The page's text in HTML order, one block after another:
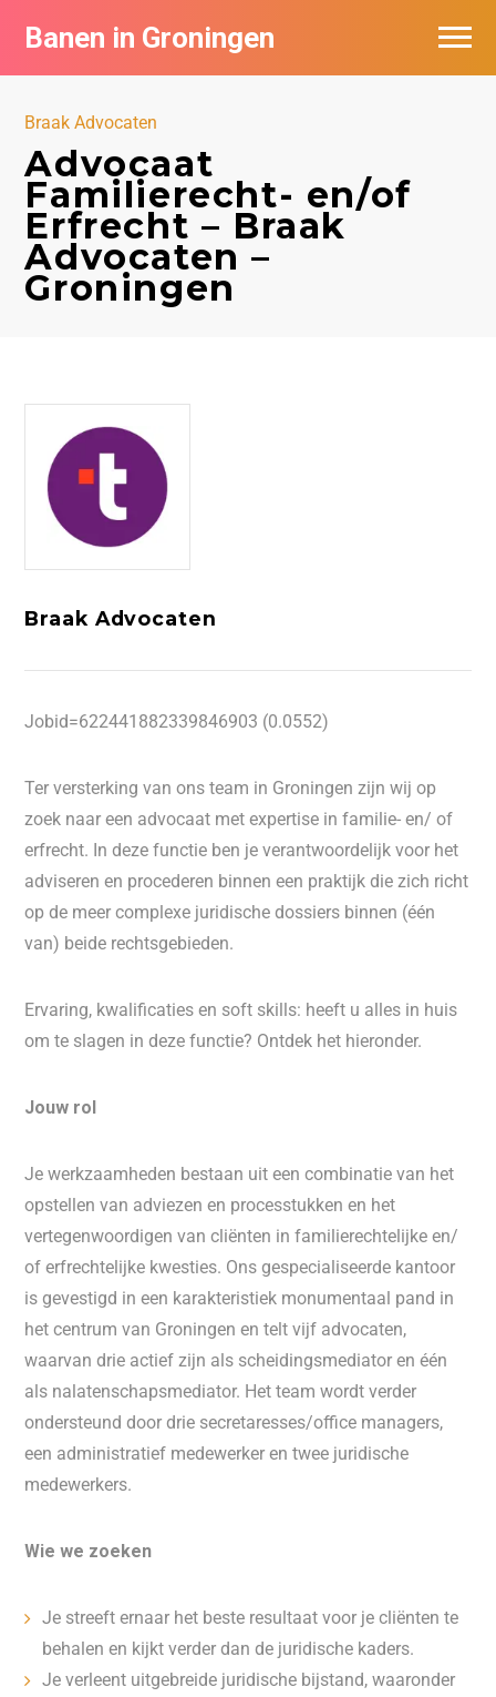
Banen in Groningen
Braak Advocaten
Advocaat
Familierecht- en/of
Erfrecht – Braak
Advocaten –
Groningen
Braak Advocaten
Jobid=622441882339846903 (0.0552)
Ter versterking van ons team in Groningen zijn wij op
zoek naar een advocaat met expertise in familie- en/ of
erfrecht. In deze functie ben je verantwoordelijk voor het
adviseren en procederen binnen een praktijk die zich richt
op de meer complexe juridische dossiers binnen (één
van) beide rechtsgebieden.
Ervaring, kwalificaties en soft skills: heeft u alles in huis
om te slagen in deze functie? Ontdek het hieronder.
Jouw rol
Je werkzaamheden bestaan uit een combinatie van het
opstellen van adviezen en processtukken en het
vertegenwoordigen van cliënten in familierechtelijke en/
of erfrechtelijke kwesties. Ons gespecialiseerde kantoor
is gevestigd in een karakteristiek monumentaal pand in
het centrum van Groningen en telt vijf advocaten,
waarvan drie actief zijn als scheidingsmediator en één
als nalatenschapsmediator. Het team wordt verder
ondersteund door drie secretaresses/office managers,
een administratief medewerker en twee juridische
medewerkers.
Wie we zoeken
Je streeft ernaar het beste resultaat voor je cliënten te
behalen en kijkt verder dan de juridische kaders.
Je verleent uitgebreide juridische bijstand, waaronder
Vacatures per bedrijf
Nieuwsbrief feed